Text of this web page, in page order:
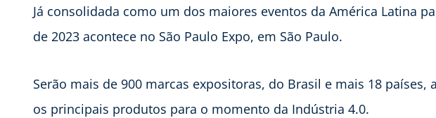
Já consolidada como um dos maiores eventos da América Latina
de 2023 acontece no São Paulo Expo, em São Paulo.
Serão mais de 900 marcas expositoras, do Brasil e mais 18 países,
os principais produtos para o momento da Indústria 4.0.